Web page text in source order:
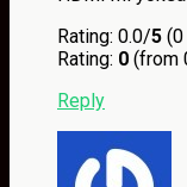
Rating: 0.0/5
Rating: 0 (from
Reply